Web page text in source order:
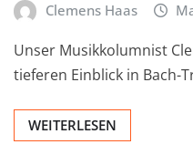
Clemens Haas
Unser Musikkolumnist
tieferen Einblick in Bach-
WEITERLESEN